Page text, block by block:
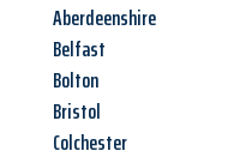
Aberdeenshire
Belfast
Bolton
Bristol
Colchester